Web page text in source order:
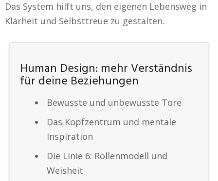
Das System hilft uns, den eigenen Lebensweg in
Klarheit und Selbsttreue zu gestalten.
Human Design: mehr Verständnis
für deine Beziehungen
Bewusste und unbewusste Tore
Das Kopfzentrum und mentale
Inspiration
Die Linie 6: Rollenmodell und
Weisheit